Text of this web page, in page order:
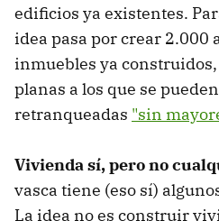
edificios ya existentes.
idea pasa por crear 2.000
inmuebles ya
planas a los que se
retranqueadas "sin
Vivienda sí, pero no
vasca tiene (eso sí)
La idea no es construir